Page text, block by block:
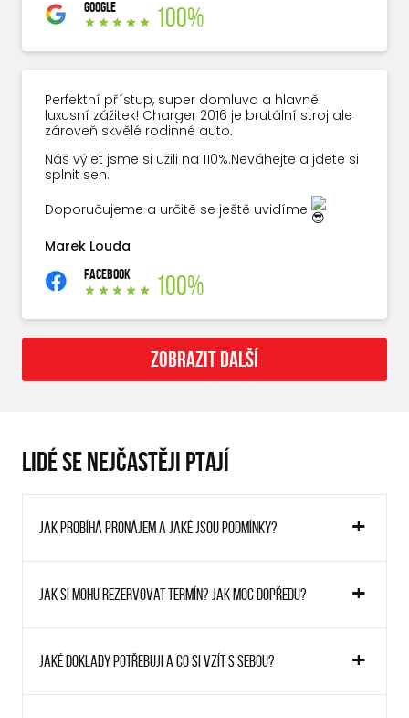
GOOGLE 100%
Perfektní přístup, super domluva a hlavně
luxusní zážitek! Charger 2016 je brutální stroj ale
zároveň skvělé rodinné auto.
Náš výlet jsme si užili na 110%.Neváhejte a jdete si
splnit sen.
Doporučujeme a určitě se ještě uvidíme
Marek Louda
FACEBOOK 100%
ZOBRAZIT DALŠÍ
LIDÉ SE NEJČASTĚJI PTAJÍ
Jak probíhá pronájem a jaké jsou podmínky?
Jak si mohu rezervovat termín? Jak moc dopředu?
Jaké doklady potřebuji a co si vzít s sebou?